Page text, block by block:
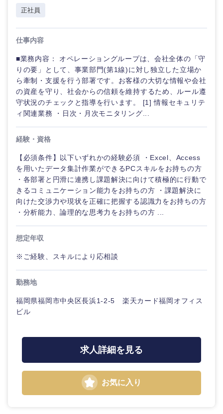
岡山県 広島県
山口県 徳島県
正社員
仕事内容
■業務内容： オペレーショングループは、会社全体の「守
りの要」として、事業部門(第1線)に対し独立した立場か
ら牽制・支援を行う部署です。お客様の大切な情報や会社
の資産を守り、社会からの信頼を維持するため、ルール遵
守状況のチェックと指導を行います。 [1] 情報セキュリテ
ィ関連業務 ・日次・月次モニタリング...
経験・資格
【必須条件】以下いずれかの経験必須 ・Excel、Access
を用いたデータ集計作業ができるPCスキルをお持ちの方
・各部署と円滑に連携し課題解決に向けて積極的に行動で
きるコミュニケーション能力をお持ちの方 ・課題解決に
向けた交渉力や現状を正確に把握する認識力をお持ちの方
・分析能力、論理的な思考力をお持ちの方 ...
想定年収
※ご経験、スキルにより応相談
勤務地
福岡県福岡市中央区長浜1-2-5 楽天カード福岡オフィス
ビル
求人詳細を見る
お気に入り